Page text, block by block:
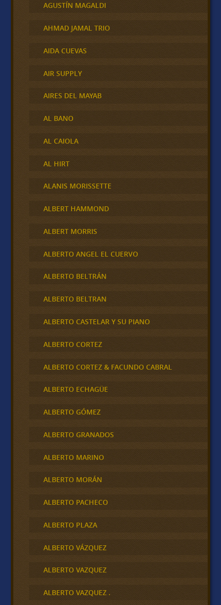
AGUSTÍN MAGALDI
AHMAD JAMAL TRIO
AIDA CUEVAS
AIR SUPPLY
AIRES DEL MAYAB
AL BANO
AL CAIOLA
AL HIRT
ALANIS MORISSETTE
ALBERT HAMMOND
ALBERT MORRIS
ALBERTO ANGEL EL CUERVO
ALBERTO BELTRÁN
ALBERTO BELTRAN
ALBERTO CASTELAR Y SU PIANO
ALBERTO CORTEZ
ALBERTO CORTEZ & FACUNDO CABRAL
ALBERTO ECHAGÜE
ALBERTO GÓMEZ
ALBERTO GRANADOS
ALBERTO MARINO
ALBERTO MORÁN
ALBERTO PACHECO
ALBERTO PLAZA
ALBERTO VÁZQUEZ
ALBERTO VAZQUEZ
ALBERTO VAZQUEZ .